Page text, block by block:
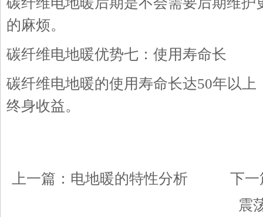
的麻烦。
碳纤维电地暖优势七：使用寿命长
碳纤维电地暖的使用寿命长达50年以
终身收益。
上一篇： 电地暖的特性分析 下一
震